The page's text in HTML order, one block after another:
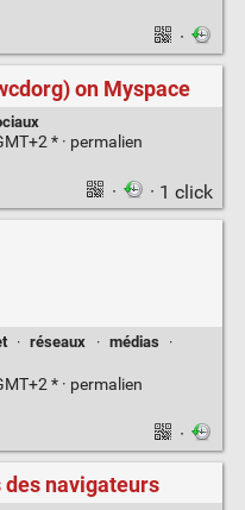
·
on Myspace
* · permalien
· · 1 click
· réseaux · médias
·
* · permalien
·
navigateurs